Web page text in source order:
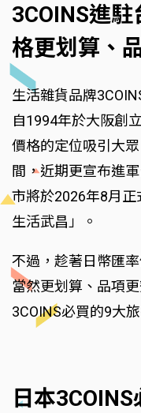
3COINS進
格更划算、
生活雜貨品牌
自1994年於大阪創
價格的定位吸引大
間，近期更宣布進
市將於2026年8月
生活武昌」。
不過，趁著日幣匯
當然更划算、品項
3COINS必買的9大旅
日本